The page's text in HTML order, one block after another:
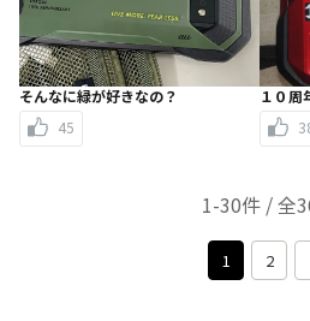
そんなに緑が好きなの？
45
１０周
1-30件 / 全
1 2